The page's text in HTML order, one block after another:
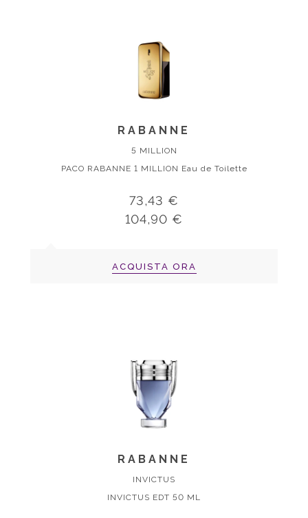
RABANNE
5 MILLION
PACO RABANNE 1 MILLION Eau de Toilette
73,43 €
104,90 €
ACQUISTA ORA
RABANNE
INVICTUS
INVICTUS EDT 50 ML